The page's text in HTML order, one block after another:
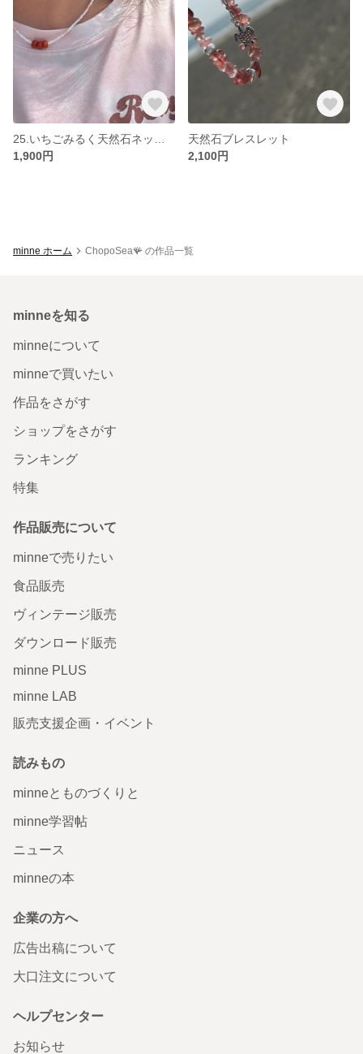
1,900円
天然石ブレスレット
2,100円
minne ホーム ChopoSea🪸 の作品一覧
minneを知る
minneについて
minneで買いたい
作品をさがす
ショップをさがす
ランキング
特集
作品販売について
minneで売りたい
食品販売
ヴィンテージ販売
ダウンロード販売
minne PLUS
minne LAB
販売支援企画・イベント
読みもの
minneとものづくりと
minne学習帖
ニュース
minneの本
企業の方へ
広告出稿について
大口注文について
ヘルプセンター
お知らせ